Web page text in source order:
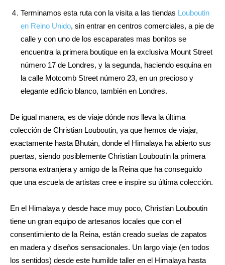
Terminamos esta ruta con la visita a las tiendas Louboutin
en Reino Unido, sin entrar en centros comerciales, a pie de
calle y con uno de los escaparates mas bonitos se
encuentra la primera boutique en la exclusiva Mount Street
número 17 de Londres, y la segunda, haciendo esquina en
la calle Motcomb Street número 23, en un precioso y
elegante edificio blanco, también en Londres.
De igual manera, es de viaje dónde nos lleva la última
colección de Christian Louboutin, ya que hemos de viajar,
exactamente hasta Bhután, donde el Himalaya ha abierto sus
puertas, siendo posiblemente Christian Louboutin la primera
persona extranjera y amigo de la Reina que ha conseguido
que una escuela de artistas cree e inspire su última colección.
En el Himalaya y desde hace muy poco, Christian Louboutin
tiene un gran equipo de artesanos locales que con el
consentimiento de la Reina, están creado suelas de zapatos
en madera y diseños sensacionales. Un largo viaje (en todos
los sentidos) desde este humilde taller en el Himalaya hasta